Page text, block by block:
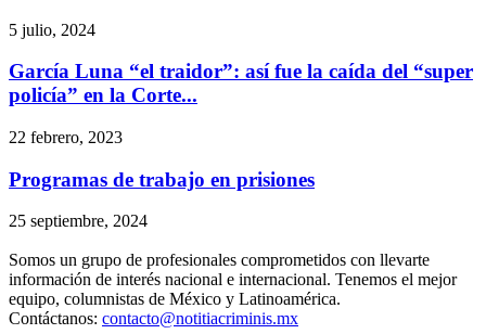
Telegram
5 julio, 2024
García Luna “el traidor”: así fue la caída del “super
policía” en la Corte...
22 febrero, 2023
Programas de trabajo en prisiones
25 septiembre, 2024
Somos un grupo de profesionales comprometidos con llevarte
información de interés nacional e internacional. Tenemos el mejor
equipo, columnistas de México y Latinoamérica.
Contáctanos: contacto@notitiacriminis.mx